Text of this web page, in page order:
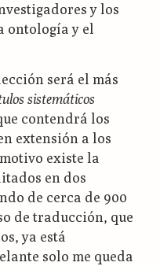
y los
ontología y el
será el más
sistemáticos
contendrá los
extensión a los
existe la
en dos
de cerca de 900
de traducción, que
ya está
solo me queda